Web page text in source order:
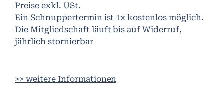
Preise exkl. USt.
Ein Schnuppertermin ist 1x kostenlos möglich.
Die Mitgliedschaft läuft bis auf Widerruf,
jährlich stornierbar
>> weitere Informationen